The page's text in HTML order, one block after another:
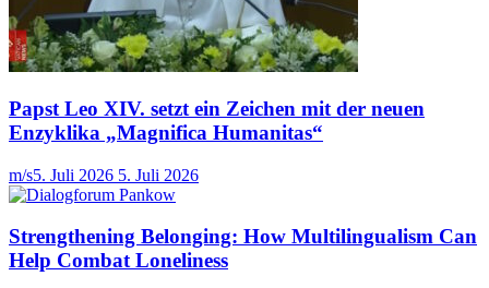
Papst Leo XIV. setzt ein Zeichen mit der neuen
Enzyklika „Magnifica Humanitas“
m/s5. Juli 2026 5. Juli 2026
Strengthening Belonging: How Multilingualism Can
Help Combat Loneliness